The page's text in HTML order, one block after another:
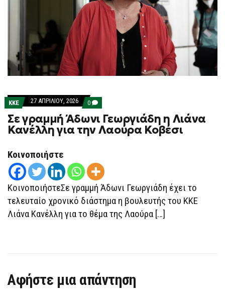
ΚΚΕ 27 ΑΠΡΙΛΊΟΥ, 2026 0 COMMENTS
ON
ΣΕ
ΓΡΑΜΜΉ
ΆΔΩΝΙ
ΚΑΝΈΛΛΗ
ΓΙΑ
ΤΗΝ
ΛΑΟΎΡΑ
ΚΟΒΈΣΙ
Σε γραμμή Άδωνι Γεωργιάδη η Λιάνα
Κανέλλη για την Λαούρα Κοβέσι
Κοινοποιήστε
ΚοινοποιήστεΣε γραμμή Άδωνι Γεωργιάδη έχει το
τελευταίο χρονικό διάστημα η βουλευτής του ΚΚΕ
Λιάνα Κανέλλη για το θέμα της Λαούρα […]
Αφήστε μια απάντηση